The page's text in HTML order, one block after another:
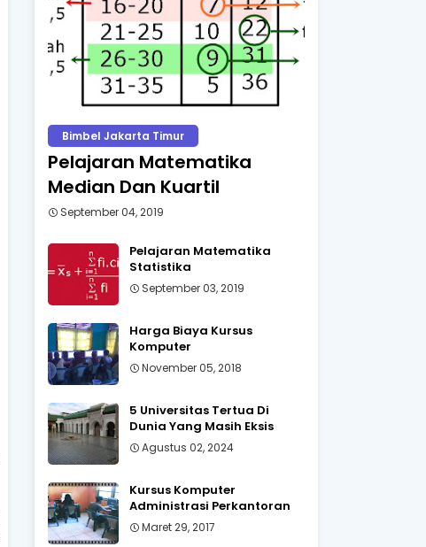
Bimbel Jakarta Timur
Pelajaran Matematika
Median Dan Kuartil
September 04, 2019
Pelajaran Matematika
Statistika
September 03, 2019
Harga Biaya Kursus
Komputer
November 05, 2018
5 Universitas Tertua Di
Dunia Yang Masih Eksis
Agustus 02, 2024
Kursus Komputer
Administrasi Perkantoran
Maret 29, 2017